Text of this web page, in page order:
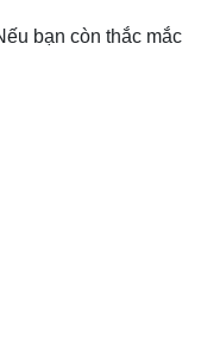
bạn còn thắc mắc